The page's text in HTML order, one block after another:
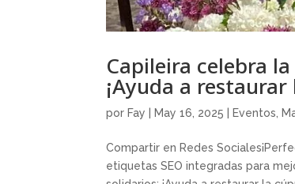
Capileira celebra
¡Ayuda a
por Fay May 16, 2025 Eventos
Compartir en Redes
etiquetas SEO integradas para